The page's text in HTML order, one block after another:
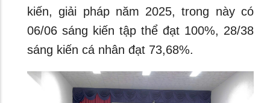
kiến, giải pháp năm 2025, trong này có
06/06 sáng kiến tập thể đạt 100%, 28/38
sáng kiến cá nhân đạt 73,68%.